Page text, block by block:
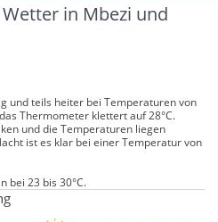
in Mbezi und
und teils heiter bei Temperaturen von
Thermometer klettert auf 28°C.
und die Temperaturen liegen
ist es klar bei einer Temperatur von
bei 23 bis 30°C.